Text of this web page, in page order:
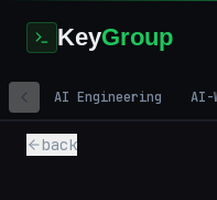
KeyGroup
AI Engineering AI-
back